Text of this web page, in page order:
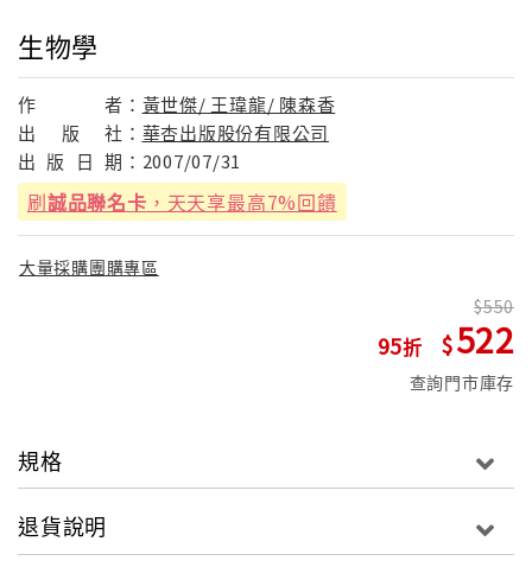
生物學
作 者： 黃世傑/ 王瑋龍/ 陳森香
出
版 社： 華杏出版股份有限公司
出 版 日 期： 2007/07/31
刷誠品聯名卡 ，天天享最高7%回饋
大量採購團購專區
95
550
522
查詢門市庫存
規格
退貨說明